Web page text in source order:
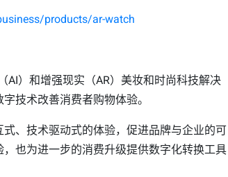
products/ar-watch
AI）和增强现实（AR）美妆和时尚科技解决
技术改善消费者购物体验。
、技术驱动式的体验，促进品牌与企业的可
也为进一步的消费升级提供数字化转换工具